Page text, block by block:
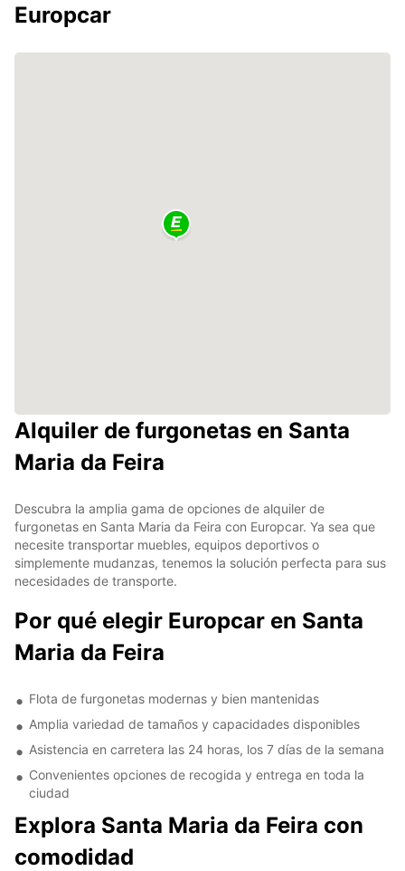
Europcar
Alquiler de furgonetas en Santa
Maria da Feira
Descubra la amplia gama de opciones de alquiler de
furgonetas en Santa Maria da Feira con Europcar. Ya sea que
necesite transportar muebles, equipos deportivos o
simplemente mudanzas, tenemos la solución perfecta para sus
necesidades de transporte.
Por qué elegir Europcar en Santa
Maria da Feira
Flota de furgonetas modernas y bien mantenidas
Amplia variedad de tamaños y capacidades disponibles
Asistencia en carretera las 24 horas, los 7 días de la semana
Convenientes opciones de recogida y entrega en toda la
ciudad
Explora Santa Maria da Feira con
comodidad